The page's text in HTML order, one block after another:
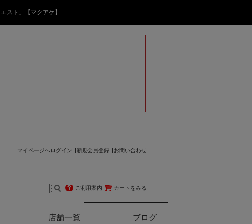
スト」【マクアケ】
マイページへログイン 新規会員登録 お問い合わせ
ご利用案内 カートをみる
店舗一覧 ブログ